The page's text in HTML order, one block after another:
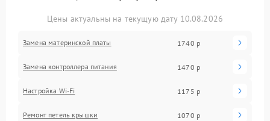
Цены актуальны на текущую дату 10.08.2026
Замена материнской платы 1740 р
Замена контроллера питания 1470 р
Настройка Wi-Fi 1175 р
Ремонт петель крышки 1070 р